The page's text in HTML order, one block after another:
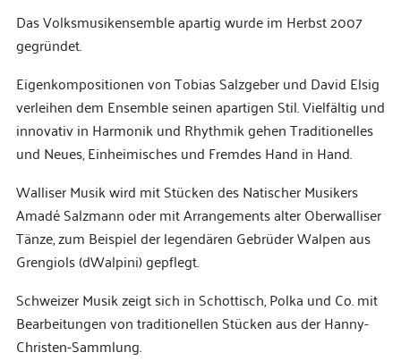
Das Volksmusikensemble apartig wurde im Herbst 2007
gegründet.
Eigenkompositionen von Tobias Salzgeber und David Elsig
verleihen dem Ensemble seinen apartigen Stil. Vielfältig und
innovativ in Harmonik und Rhythmik gehen Traditionelles
und Neues, Einheimisches und Fremdes Hand in Hand.
Walliser Musik wird mit Stücken des Natischer Musikers
Amadé Salzmann oder mit Arrangements alter Oberwalliser
Tänze, zum Beispiel der legendären Gebrüder Walpen aus
Grengiols (dWalpini) gepflegt.
Schweizer Musik zeigt sich in Schottisch, Polka und Co. mit
Bearbeitungen von traditionellen Stücken aus der Hanny-
Christen-Sammlung.